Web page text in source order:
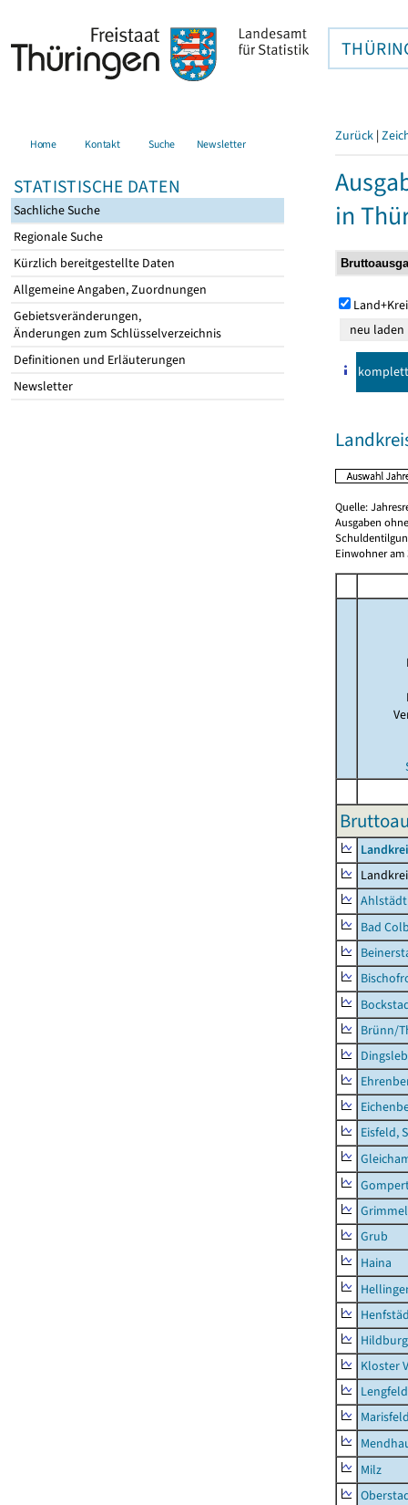
Home Kontakt Suche Newsletter
STATISTISCHE DATEN
Sachliche Suche
Regionale Suche
Kürzlich bereitgestellte Daten
Allgemeine Angaben, Zuordnungen
Gebietsveränderungen,
Änderungen zum Schlüsselverzeichnis
Definitionen und Erläuterungen
Newsletter
Zurück |
in
komplett
Quelle:
Ausgaben
Einwohner am
Ahlstädt
Bad
Brünn/
Eisfeld,
Grub
Haina
Kloster
Lengfeld
Milz